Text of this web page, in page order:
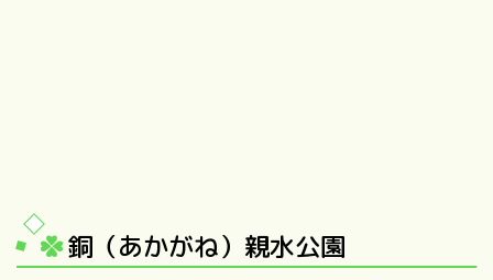
銅（あかがね）親水公園